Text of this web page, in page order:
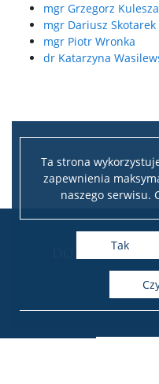
Ta strona
zapewnienia
naszego serwisu.
Tak
mgr Grzegorz Kulesza
mgr Dariusz Skotarek
mgr Piotr Wronka
dr Katarzyna
DO